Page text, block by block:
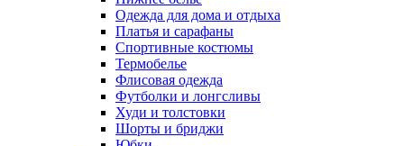
Одежда для дома и отдыха
Платья и сарафаны
Спортивные костюмы
Термобелье
Флисовая одежда
Футболки и лонгсливы
Худи и толстовки
Шорты и бриджи